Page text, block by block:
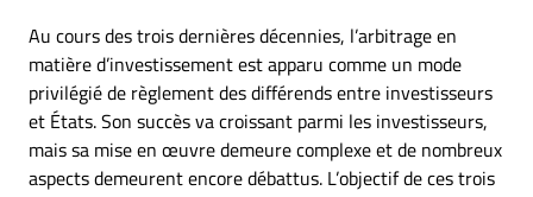
Au cours des trois dernières décennies, l’arbitrage en
matière d’investissement est apparu comme un mode
privilégié de règlement des différends entre investisseurs
et États. Son succès va croissant parmi les investisseurs,
mais sa mise en œuvre demeure complexe et de nombreux
aspects demeurent encore débattus. L’objectif de ces trois